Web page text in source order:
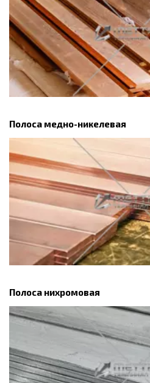
Полоса медно-никелевая
Полоса нихромовая